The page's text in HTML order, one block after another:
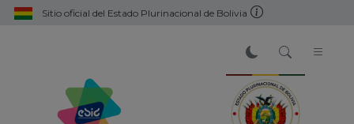
Sitio oficial del Estado Plurinacional de Bolivia